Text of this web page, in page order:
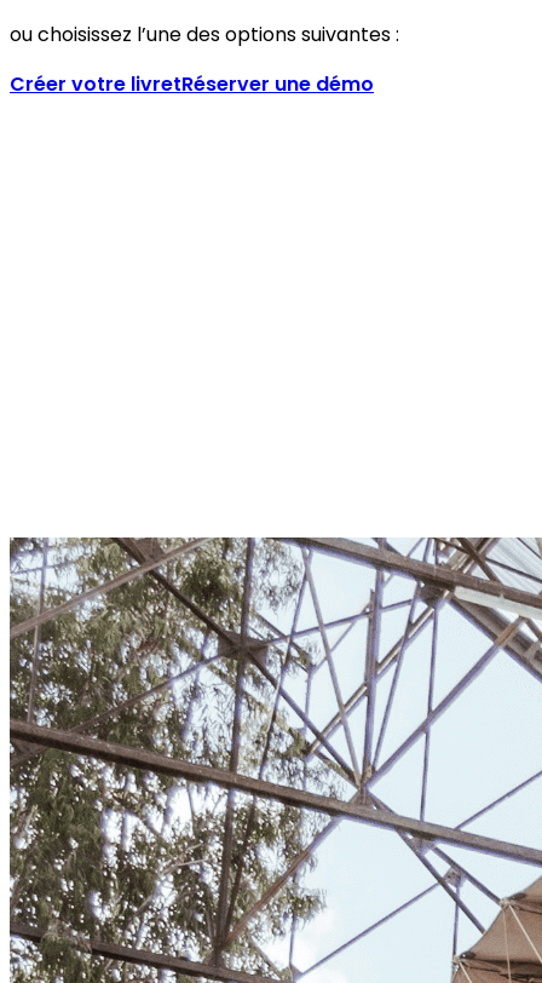
ou choisissez l’une des options suivantes :
Créer votre livretRéserver une démo